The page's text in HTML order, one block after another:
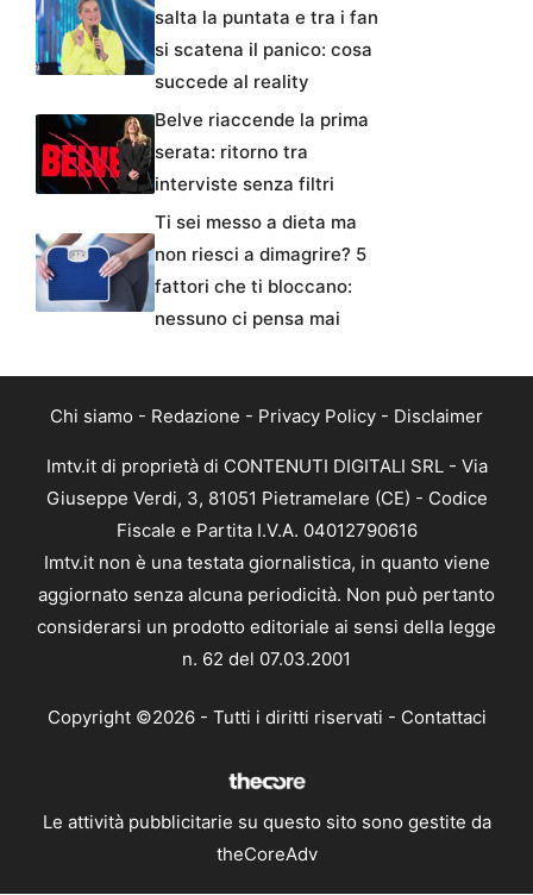
salta la puntata e tra i fan
si scatena il panico: cosa
succede al reality
Belve riaccende la prima
serata: ritorno tra
interviste senza filtri
Ti sei messo a dieta ma
non riesci a dimagrire? 5
fattori che ti bloccano:
nessuno ci pensa mai
Chi siamo - Redazione - Privacy Policy - Disclaimer
Imtv.it di proprietà di CONTENUTI DIGITALI SRL - Via
Giuseppe Verdi, 3, 81051 Pietramelare (CE) - Codice
Fiscale e Partita I.V.A. 04012790616
Imtv.it non è una testata giornalistica, in quanto viene
aggiornato senza alcuna periodicità. Non può pertanto
considerarsi un prodotto editoriale ai sensi della legge
n. 62 del 07.03.2001
Copyright ©2026 - Tutti i diritti riservati - Contattaci
Le attività pubblicitarie su questo sito sono gestite da
theCoreAdv